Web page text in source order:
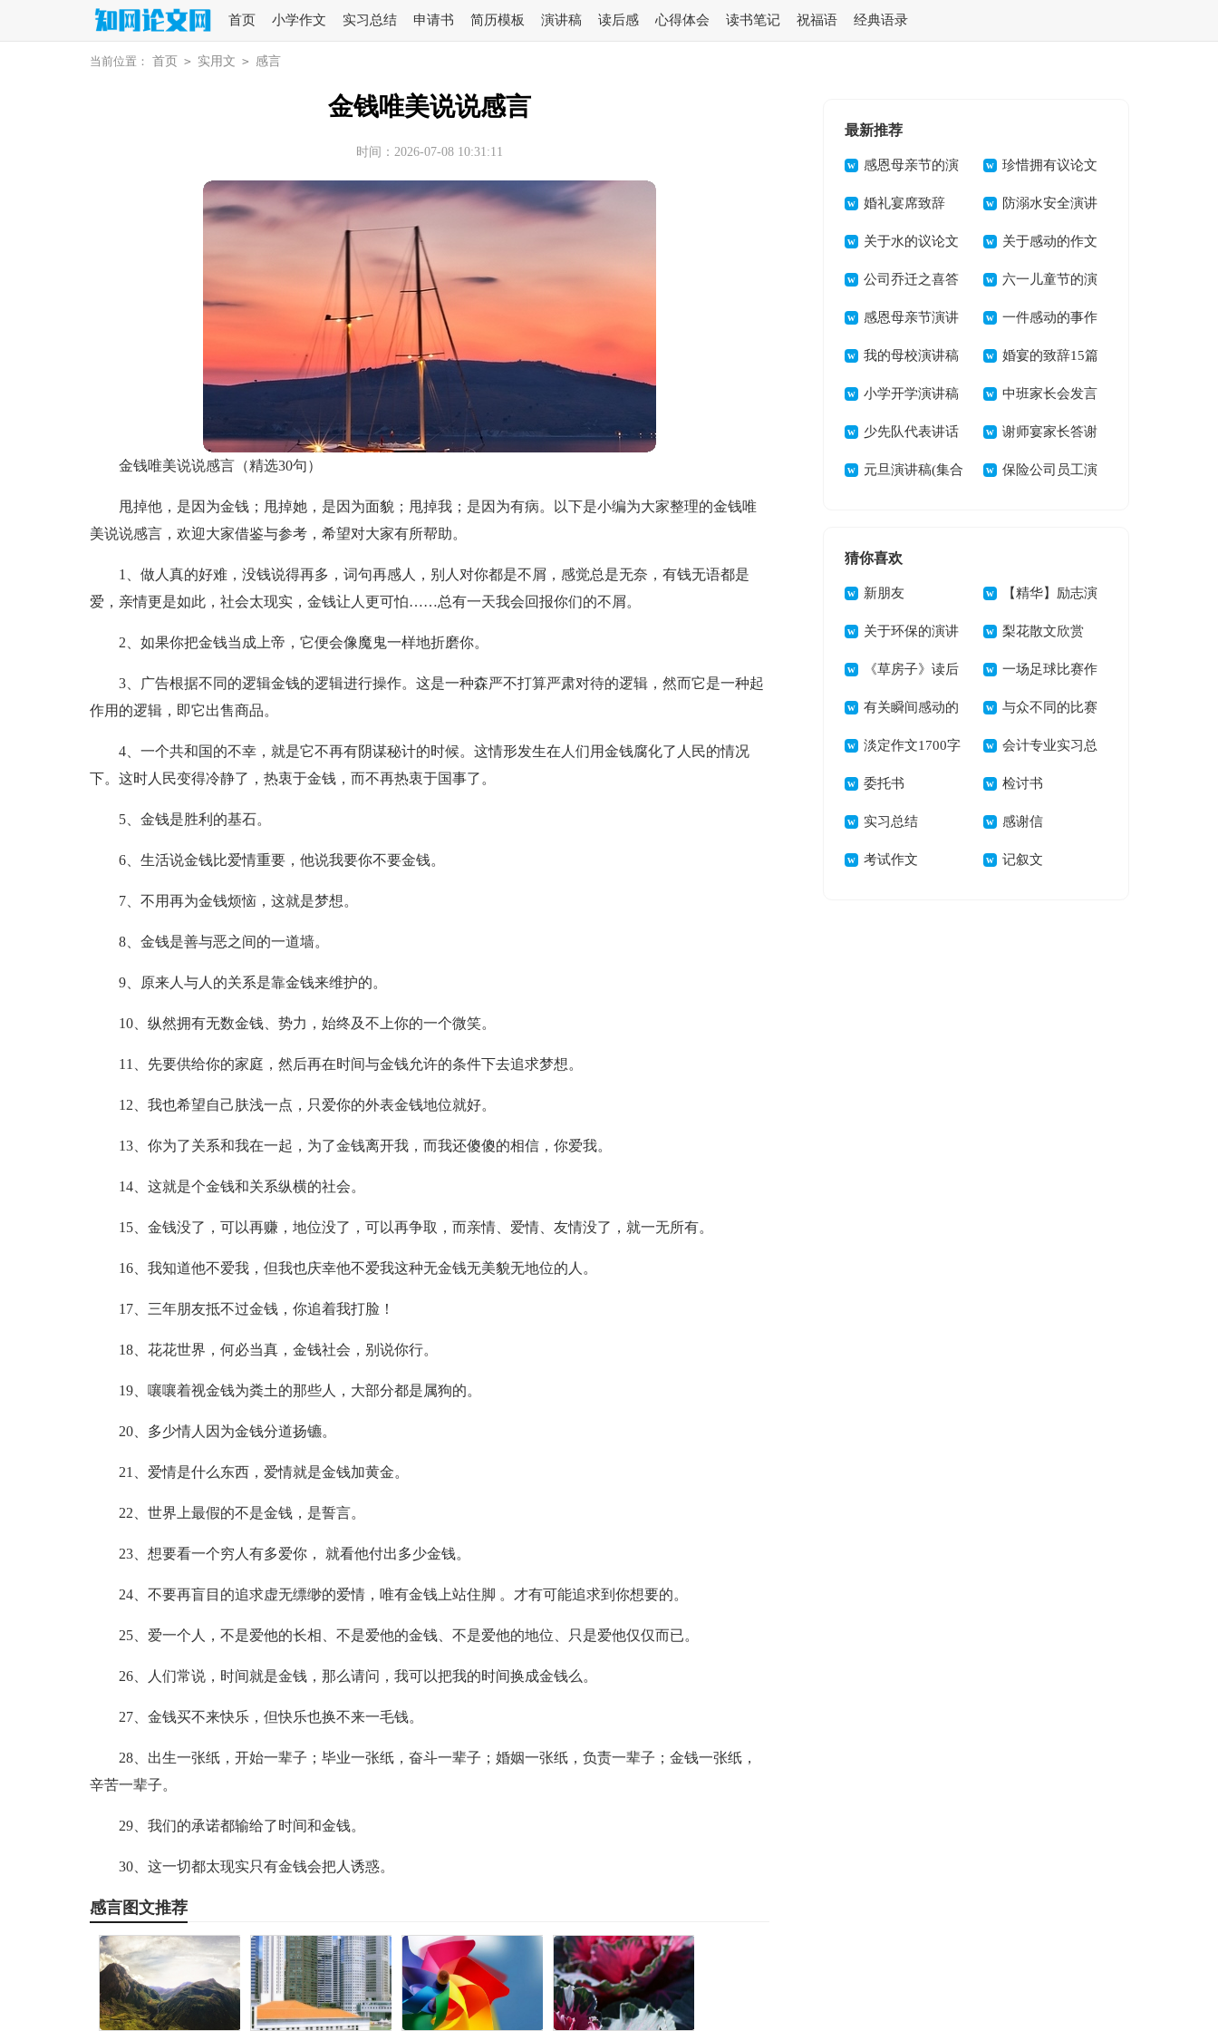
首页 小学作文 实习总结 申请书 简历模板 演讲稿 读后感 心得体会 读书笔记 祝福语 经典语录
当前位置： 首页 > 实用文 > 感言
金钱唯美说说感言
时间：2026-07-08 10:31:11
金钱唯美说说感言（精选30句）
甩掉他，是因为金钱；甩掉她，是因为面貌；甩掉我；是因为有病。以下是小编为大家整理的金钱唯
美说说感言，欢迎大家借鉴与参考，希望对大家有所帮助。
1、做人真的好难，没钱说得再多，词句再感人，别人对你都是不屑，感觉总是无奈，有钱无语都是
爱，亲情更是如此，社会太现实，金钱让人更可怕……总有一天我会回报你们的不屑。
2、如果你把金钱当成上帝，它便会像魔鬼一样地折磨你。
3、广告根据不同的逻辑金钱的逻辑进行操作。这是一种森严不打算严肃对待的逻辑，然而它是一种起
作用的逻辑，即它出售商品。
4、一个共和国的不幸，就是它不再有阴谋秘计的时候。这情形发生在人们用金钱腐化了人民的情况
下。这时人民变得冷静了，热衷于金钱，而不再热衷于国事了。
5、金钱是胜利的基石。
6、生活说金钱比爱情重要，他说我要你不要金钱。
7、不用再为金钱烦恼，这就是梦想。
8、金钱是善与恶之间的一道墙。
9、原来人与人的关系是靠金钱来维护的。
10、纵然拥有无数金钱、势力，始终及不上你的一个微笑。
11、先要供给你的家庭，然后再在时间与金钱允许的条件下去追求梦想。
12、我也希望自己肤浅一点，只爱你的外表金钱地位就好。
13、你为了关系和我在一起，为了金钱离开我，而我还傻傻的相信，你爱我。
14、这就是个金钱和关系纵横的社会。
15、金钱没了，可以再赚，地位没了，可以再争取，而亲情、爱情、友情没了，就一无所有。
16、我知道他不爱我，但我也庆幸他不爱我这种无金钱无美貌无地位的人。
17、三年朋友抵不过金钱，你追着我打脸！
18、花花世界，何必当真，金钱社会，别说你行。
19、嚷嚷着视金钱为粪土的那些人，大部分都是属狗的。
20、多少情人因为金钱分道扬镳。
21、爱情是什么东西，爱情就是金钱加黄金。
22、世界上最假的不是金钱，是誓言。
23、想要看一个穷人有多爱你， 就看他付出多少金钱。
24、不要再盲目的追求虚无缥缈的爱情，唯有金钱上站住脚 。才有可能追求到你想要的。
25、爱一个人，不是爱他的长相、不是爱他的金钱、不是爱他的地位、只是爱他仅仅而已。
26、人们常说，时间就是金钱，那么请问，我可以把我的时间换成金钱么。
27、金钱买不来快乐，但快乐也换不来一毛钱。
28、出生一张纸，开始一辈子；毕业一张纸，奋斗一辈子；婚姻一张纸，负责一辈子；金钱一张纸，
辛苦一辈子。
29、我们的承诺都输给了时间和金钱。
30、这一切都太现实只有金钱会把人诱惑。
感言图文推荐
最新推荐
感恩母亲节的演
讲稿
珍惜拥有议论文
婚礼宴席致辞 防溺水安全演讲
稿(15篇)
关于水的议论文 关于感动的作文
(汇编15篇)
公司乔迁之喜答
谢词
六一儿童节的演
讲稿
感恩母亲节演讲
稿21篇
一件感动的事作
文(集合15篇)
我的母校演讲稿 婚宴的致辞15篇
小学开学演讲稿 中班家长会发言
稿15篇
少先队代表讲话
稿
谢师宴家长答谢
词 15篇
元旦演讲稿(集合 保险公司员工演
猜你喜欢
新朋友 【精华】励志演
讲稿集锦6篇
关于环保的演讲
稿
梨花散文欣赏
《草房子》读后
感通用15篇
一场足球比赛作
文(15篇)
有关瞬间感动的
作文300字汇总10篇
与众不同的比赛
作文
淡定作文1700字 会计专业实习总
结
委托书 检讨书
实习总结 感谢信
考试作文 记叙文